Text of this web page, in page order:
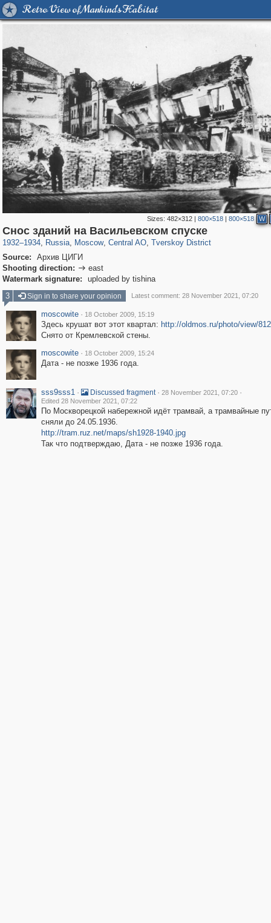
Retro View of Mankind's Habitat
Sizes: 482×312| 800×518| 800×518 W
Снос зданий на Васильевском спуске
1932–1934, Russia
1,406,144 29,243
, Moscow
319,779 8,286
, Central AO
159,978 5,916
, Tverskoy District
53,034 2,283
Source:
Архив ЦИГИ
Shooting direction:  east
Watermark signature:
uploaded by tishina
3
Sign in to share your opinion Latest comment: 28 November 2021, 07:20
moscowite · 18 October 2009, 15:19
Здесь крушат вот этот квартал: http://oldmos.ru/photo/view/
Снято от Кремлевской стены.
moscowite · 18 October 2009, 15:24
Дата - не позже 1936 года.
sss9sss1 · Discussed fragment · 28 November 2021, 07:20 ·
Edited 28 November 2021, 07:22
По Москворецкой набережной идёт трамвай, а трамвайные
сняли до 24.05.1936.
http://tram.ruz.net/maps/sh1928-1940.jpg
Так что подтверждаю, Дата - не позже 1936 года.